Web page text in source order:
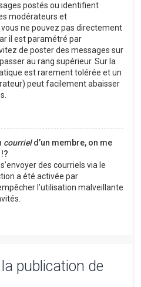
postés ou identifient
modérateurs et
ne pouvez pas directement
il est paramétré par
de poster des messages sur
au rang supérieur. Sur la
est rarement tolérée et un
peut facilement abaisser
courrield’un membre, on me
des courriels via le
a été activée par
l’utilisation malveillante
publication de